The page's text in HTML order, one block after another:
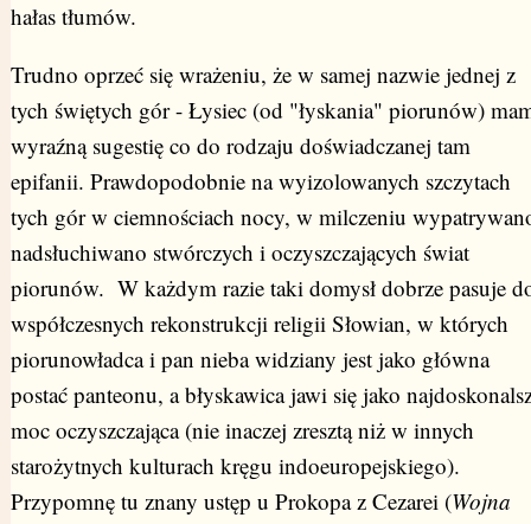
hałas tłumów.
Trudno oprzeć się wrażeniu, że w samej nazwie jednej z
tych świętych gór - Łysiec (od "łyskania" piorunów)
wyraźną sugestię co do rodzaju doświadczanej tam
epifanii. Prawdopodobnie na wyizolowanych szczytach
tych gór w ciemnościach nocy, w milczeniu
nadsłuchiwano stwórczych i oczyszczających świat
piorunów. W każdym razie taki domysł dobrze pasuje
współczesnych rekonstrukcji religii Słowian, w których
piorunowładca i pan nieba widziany jest jako główna
postać panteonu, a błyskawica jawi się jako
moc oczyszczająca (nie inaczej zresztą niż w innych
starożytnych kulturach kręgu indoeuropejskiego).
Przypomnę tu znany ustęp u Prokopa z Cezarei (Wojna